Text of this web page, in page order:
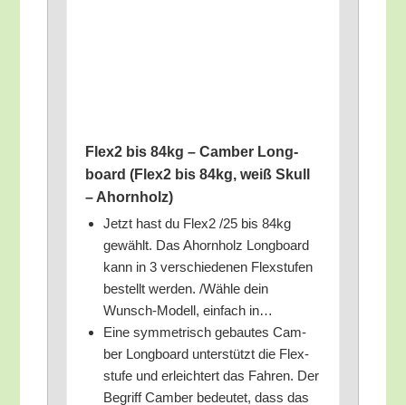
Flex2 bis 84kg – Cam­ber Long­
board (Flex2 bis 84kg, weiß Skull
– Ahornholz)
Jetzt hast du Flex2 /​25 bis 84kg
gewählt. Das Ahorn­holz Long­board
kann in 3 ver­schie­de­nen Flex­stu­fen
bestellt wer­den. /​Wäh­le dein
Wunsch-Modell, ein­fach in…
Eine sym­me­trisch gebau­tes Cam­
ber Long­board unter­stützt die Flex­
stu­fe und erleich­tert das Fah­ren. Der
Begriff Cam­ber bedeu­tet, dass das